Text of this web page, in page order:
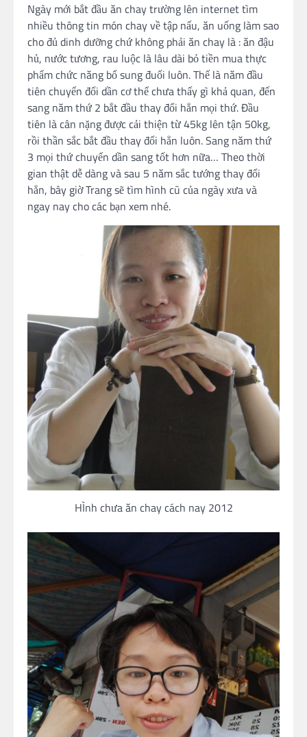
Ngày mới bắt đầu ăn chay trường lên internet tìm
nhiều thông tin món chay về tập nấu, ăn uống làm sao
cho đủ dinh dưỡng chứ không phải ăn chay là : ăn đậu
hủ, nước tương, rau luộc là lâu dài bỏ tiền mua thực
phẩm chức năng bổ sung đuối luôn. Thế là năm đầu
tiên chuyển đổi dần cơ thể chưa thấy gì khả quan, đến
sang năm thứ 2 bắt đầu thay đổi hẳn mọi thứ. Đầu
tiên là cân nặng được cải thiện từ 45kg lên tận 50kg,
rồi thần sắc bắt đầu thay đổi hẳn luôn. Sang năm thứ
3 mọi thứ chuyển dần sang tốt hơn nữa… Theo thời
gian thật dễ dàng và sau 5 năm sắc tướng thay đổi
hẳn, bây giờ Trang sẽ tìm hình cũ của ngày xưa và
ngay nay cho các bạn xem nhé.
HÌnh chưa ăn chay cách nay 2012